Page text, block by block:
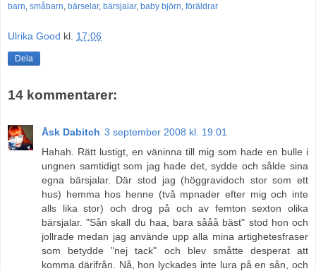
barn, småbarn, bärselar, bärsjalar, baby björn, föräldrar
Ulrika Good kl. 17:06
Dela
14 kommentarer:
Åsk Dabitch 3 september 2008 kl. 19:01
Hahah. Rätt lustigt, en väninna till mig som hade en bulle i
ungnen samtidigt som jag hade det, sydde och sålde sina
egna bärsjalar. Där stod jag (höggravidoch stor som ett
hus) hemma hos henne (två mpnader efter mig och inte
alls lika stor) och drog på och av femton sexton olika
bärsjalar. "Sån skall du haa, bara sååå bäst" stod hon och
jollrade medan jag använde upp alla mina artighetesfraser
som betydde "nej tack" och blev småtte desperat att
komma därifrån. Nå, hon lyckades inte lura på en sån, och